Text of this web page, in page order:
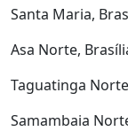
Santa Maria,
Asa Norte,
Taguatinga
Samambaia